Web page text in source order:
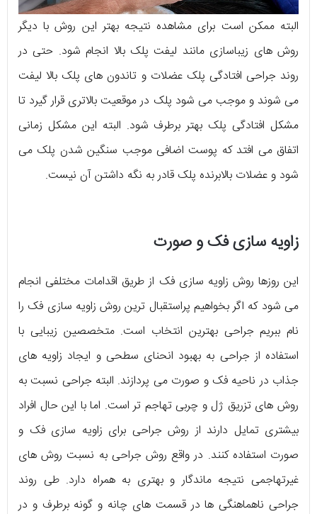
البته ممکن است برای مشاهده نتیجه بهتر این روش با دیگر
روش های زیباسازی مانند لیفت پلک بالا انجام شود. حتی در
روند جراحی افتادگی پلک عضلات و تاندون های پلک بالا لیفت
می شوند و موجب می شود پلک در موقعیت بالاتری قرار گیرد تا
مشکل افتادگی پلک بهتر برطرف شود. البته این مشکل زمانی
اتفاق می افتد که پوست اضافی موجب سنگین شدن پلک می
شود و عضلات بالابرنده پلک قادر به نگه داشتن آن نیست.
زاویه سازی فک و صورت
این روزها روش زاویه سازی فک از طریق اقدامات مختلفی انجام
می شود که اگر بخواهیم پراستقبال ترین روش زاویه سازی فک را
نام ببریم جراحی بهترین انتخاب است. متخصصین زیبایی با
استفاده از جراحی به بهبود انحنای سطحی و ایجاد زاویه های
جذاب در ناحیه فک و صورت می پردازند. البته جراحی نسبت به
روش های تزریق ژل و چربی تهاجم تر است. اما با این حال افراد
بیشتری تمایل دارند از روش جراحی برای زاویه سازی فک و
صورت استفاده کنند. در واقع روش جراحی به نسبت روش های
غیرتهاجمی نتیجه ماندگار و بهتری به همراه دارد. طی روند
جراحی ناهماهنگی ها در قسمت های چانه و گونه برطرف و در